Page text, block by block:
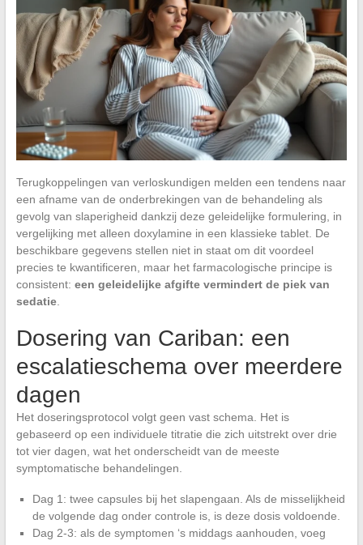
Terugkoppelingen van verloskundigen melden een tendens naar
een afname van de onderbrekingen van de behandeling als
gevolg van slaperigheid dankzij deze geleidelijke formulering, in
vergelijking met alleen doxylamine in een klassieke tablet. De
beschikbare gegevens stellen niet in staat om dit voordeel
precies te kwantificeren, maar het farmacologische principe is
consistent: een geleidelijke afgifte vermindert de piek van
sedatie.
Dosering van Cariban: een
escalatieschema over meerdere
dagen
Het doseringsprotocol volgt geen vast schema. Het is
gebaseerd op een individuele titratie die zich uitstrekt over drie
tot vier dagen, wat het onderscheidt van de meeste
symptomatische behandelingen.
Dag 1: twee capsules bij het slapengaan. Als de misselijkheid
de volgende dag onder controle is, is deze dosis voldoende.
Dag 2-3: als de symptomen ‘s middags aanhouden, voeg